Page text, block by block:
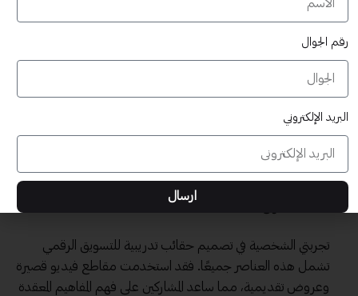
صور ورسوم بيانية لجذب الانتباه.
الأنشطة التفاعلية:
تجربتي الشخصية في تصميم حقائب تدريبية للتسويق الرقمي
تشمل هذه العناصر جميعًا. فقد استخدمت مقاطع فيديو قصيرة
وعروض تقديمية، مما ساعد المشاركين على فهم المفاهيم المعقدة
رقم الجوال
البريد الإلكتروني
ارسال